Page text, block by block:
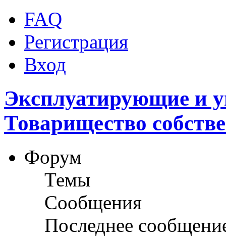
FAQ
Регистрация
Вход
Эксплуатирующие и
Товарищество
Форум
Темы
Сообщения
Последнее